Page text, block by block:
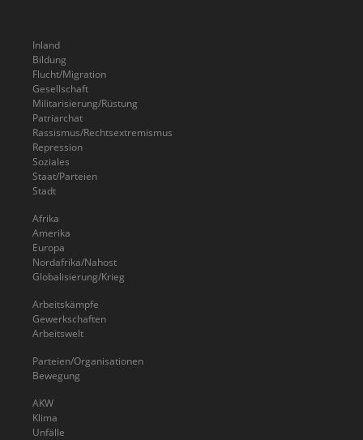
Inland
Bildung
Flucht/Migration
Gesellschaft
Militarisierung/Rüstung
Patriarchat
Rassismus/Rechtsextremismus
Repression
Soziales
Staat/Parteien
Stadt
Afrika
Amerika
Europa
Nordafrika/Nahost
Globalisierung/Krieg
Arbeitskämpfe
Gewerkschaften
Arbeitswelt
Parteien/Organisationen
Bewegung
AKW
Klima
Unfälle